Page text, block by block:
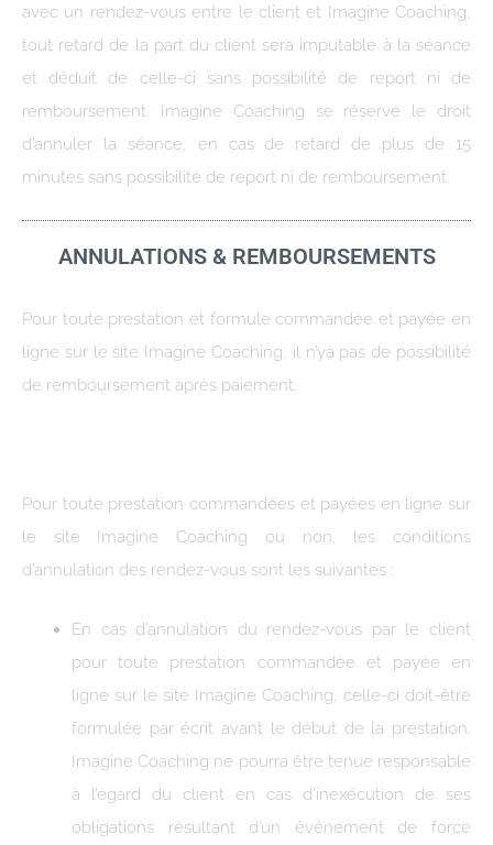
avec un rendez-vous entre le client et Imagine Coaching,
tout retard de la part du client sera imputable à la séance
et déduit de celle-ci sans possibilité de report ni de
remboursement. Imagine Coaching se réserve le droit
d’annuler la séance, en cas de retard de plus de 15
minutes sans possibilité de report ni de remboursement.
ANNULATIONS & REMBOURSEMENTS
Pour toute prestation et formule commandée et payée en
ligne sur le site Imagine Coaching, il n’ya pas de possibilité
de remboursement après paiement.
Pour toute prestation commandées et payées en ligne sur
le site Imagine Coaching ou non, les conditions
d’annulation des rendez-vous sont les suivantes :
En cas d’annulation du rendez-vous par le client
pour toute prestation commandée et payée en
ligne sur le site Imagine Coaching, celle-ci doit-être
formulée par écrit avant le début de la prestation.
Imagine Coaching ne pourra être tenue responsable
à l’égard du client en cas d’inexécution de ses
obligations résultant d’un événement de force